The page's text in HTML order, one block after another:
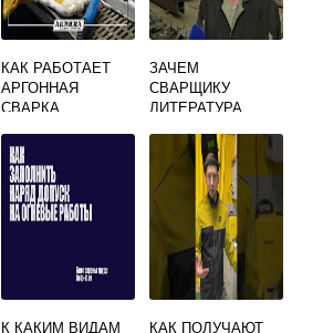
КАК РАБОТАЕТ
АРГОННАЯ
СВАРКА
РАБОТЫ
ЗАЧЕМ
СВАРЩИКУ
ЛИТЕРАТУРА
К КАКИМ ВИДАМ
КАК ПОЛУЧАЮТ